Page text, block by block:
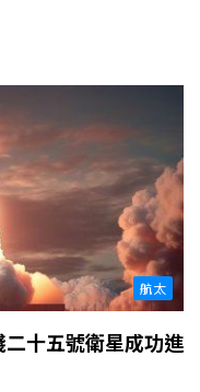
航太
十五號衛星成功進